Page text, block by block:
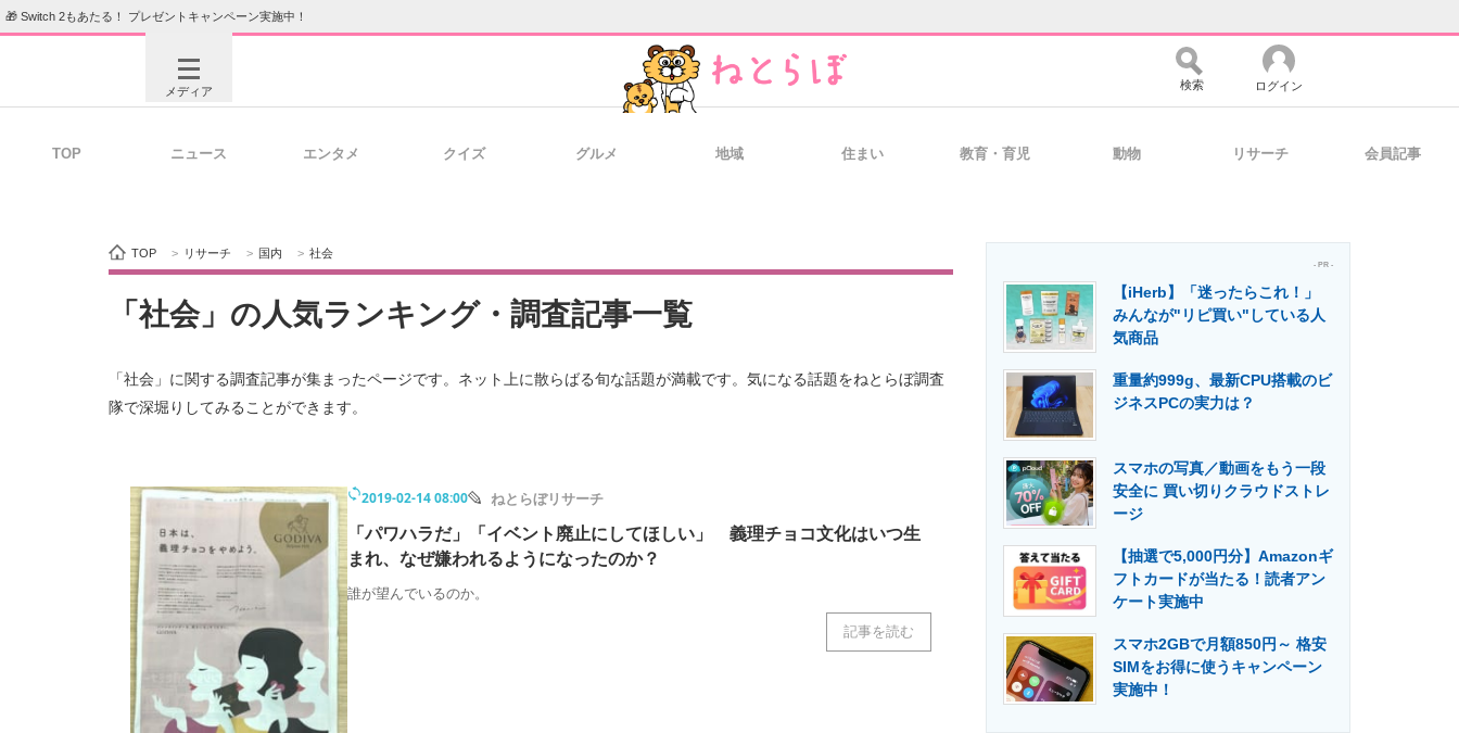
🎁 Switch 2もあたる！ プレゼントキャンペーン実施中！
メディア
AI活用のいまが分かる 経営リーダーのコミュニティ マーケ×ITの今がよく分かる
ITエンジニア向け専門サイト 製造業のIT導入・活用を支援
モノづくり技術者専門サイト エレクトロニクス専門サイト エネルギーの専門メディア 建設×テクノロジーの最前線
ちょっと気になるネットの話題
検索 ログイン
TOP ニュース エンタメ クイズ グルメ 地域 住まい 教育・育児 動物 リサーチ 会員記事
TOP > リサーチ > 国内 > 社会
「社会」の人気ランキング・調査記事一覧
「社会」に関する調査記事が集まったページです。ネット上に散らばる旬な話題が満載です。気になる話題をねとらぼ調査
隊で深堀りしてみることができます。
2019-02-14 08:00 ねとらぼリサーチ
「パワハラだ」「イベント廃止にしてほしい」 義理チョコ文化はいつ生
まれ、なぜ嫌われるようになったのか？
誰が望んでいるのか。
記事を読む
- PR -
【iHerb】「迷ったらこれ！」
みんなが"リピ買い"している人
気商品
重量約999g、最新CPU搭載のビ
ジネスPCの実力は？
スマホの写真／動画をもう一段
安全に 買い切りクラウドストレ
ージ
【抽選で5,000円分】Amazonギ
フトカードが当たる！読者アン
ケート実施中
スマホ2GBで月額850円～ 格安
SIMをお得に使うキャンペーン
実施中！